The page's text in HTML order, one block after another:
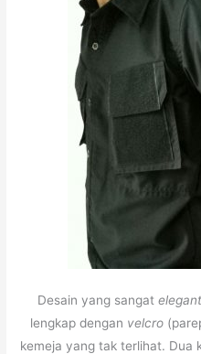
Desain yang sangat elegant
lengkap dengan velcro
kemeja yang tak terlihat. Dua